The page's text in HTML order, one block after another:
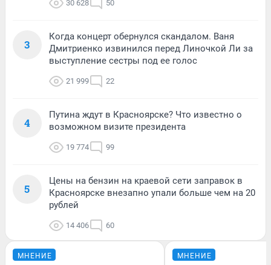
30 628 50
3
Когда концерт обернулся скандалом. Ваня
Дмитриенко извинился перед Линочкой Ли за
выступление сестры под ее голос
21 999 22
4
Путина ждут в Красноярске? Что известно о
возможном визите президента
19 774 99
5
Цены на бензин на краевой сети заправок в
Красноярске внезапно упали больше чем на 20
рублей
14 406 60
МНЕНИЕ МНЕНИЕ